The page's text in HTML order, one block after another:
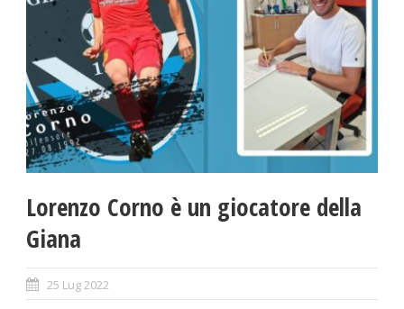
Lorenzo Corno è un giocatore della
Giana
25 Lug 2022